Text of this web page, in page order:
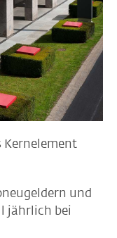
Kernelement
und
jährlich bei